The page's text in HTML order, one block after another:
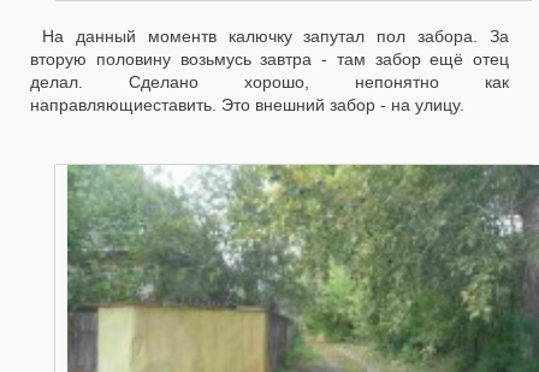
На данный моментв калючку запутал пол забора. За
вторую половину возьмусь завтра - там забор ещё отец
делал. Сделано хорошо, непонятно как
направляющиеставить. Это внешний забор - на улицу.